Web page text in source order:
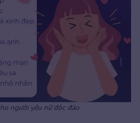
người yêu nữ độc đáo